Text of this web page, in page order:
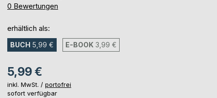
0%
0 Bewertungen
erhältlich als:
BUCH 5,99 € E-BOOK 3,99 €
5,99 €
inkl. MwSt. / portofrei
sofort verfügbar